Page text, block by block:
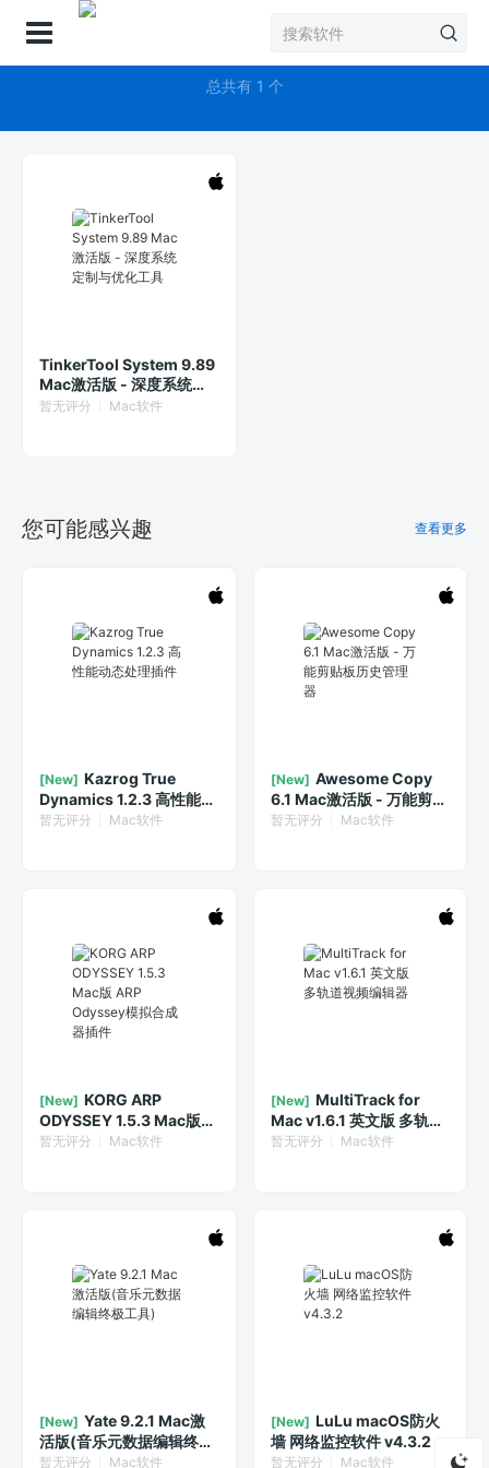
TinkerTool System
总共有 1 个
TinkerTool System 9.89
Mac激活版 - 深度系统定
制与优化工具
暂无评分 Mac软件
您可能感兴趣 查看更多
[New] Kazrog True
Dynamics 1.2.3 高性能动
态处理插件
暂无评分 Mac软件
[New] Awesome Copy
6.1 Mac激活版 - 万能剪贴
板历史管理器
暂无评分 Mac软件
[New] KORG ARP
ODYSSEY 1.5.3 Mac版
ARP Odyssey模拟合成器
暂无评分 Mac软件
[New] MultiTrack for
Mac v1.6.1 英文版 多轨道
视频编辑器
暂无评分 Mac软件
[New] Yate 9.2.1 Mac激
活版(音乐元数据编辑终极
工具)
暂无评分 Mac软件
[New] LuLu macOS防火
墙 网络监控软件 v4.3.2
暂无评分 Mac软件